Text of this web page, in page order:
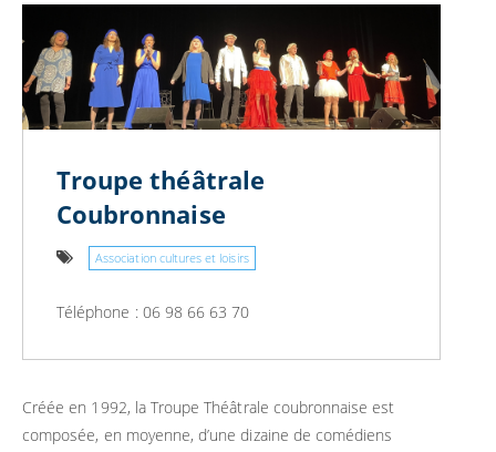
Troupe théâtrale
Coubronnaise
Association cultures et loisirs
Téléphone : 06 98 66 63 70
Créée en 1992, la Troupe Théâtrale coubronnaise est
composée, en moyenne, d’une dizaine de comédiens